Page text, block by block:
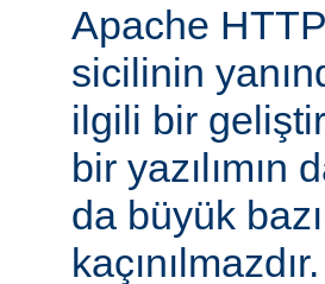
Apache
sicilinin
ilgili bir
bir yazılımın
da büyük